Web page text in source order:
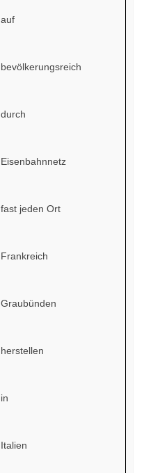
auf
bevölkerungsreich
durch
Eisenbahnnetz
fast jeden Ort
Frankreich
Graubünden
herstellen
in
Italien